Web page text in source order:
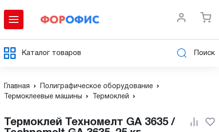
Каталог товаров Поиск
Главная
Полиграфическое оборудование
Термоклеевые машины
Термоклей